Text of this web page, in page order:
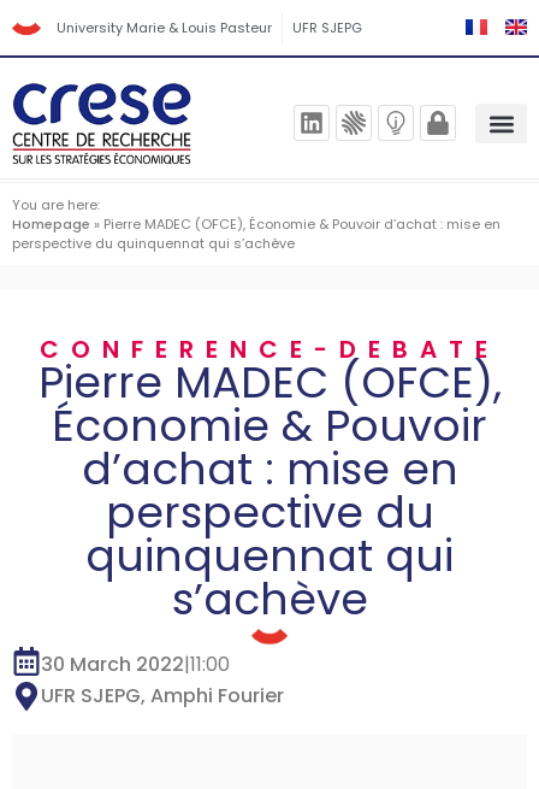
University Marie & Louis Pasteur UFR SJEPG
You are here:
Homepage » Pierre MADEC (OFCE), Économie & Pouvoir d’achat : mise en
perspective du quinquennat qui s’achève
CONFERENCE-DEBATE
Pierre MADEC (OFCE),
Économie & Pouvoir
d’achat : mise en
perspective du
quinquennat qui
s’achève
30 March 2022|11:00
UFR SJEPG, Amphi Fourier